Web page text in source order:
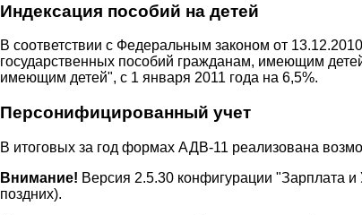
Индексация пособий на детей
В соответствии с Федеральным законом от
государственных пособий гражданам, имеющим
имеющим детей", с 1 января 2011 года на 6,5%.
Персонифицированный учет
В итоговых за год формах АДВ-11 реализована
Внимание! Версия 2.5.30 конфигурации "Зарплата
поздних).